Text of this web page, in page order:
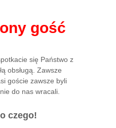
gość
się Państwo z
obsługą. Zawsze
goście zawsze byli
do nas wracali.
czego!